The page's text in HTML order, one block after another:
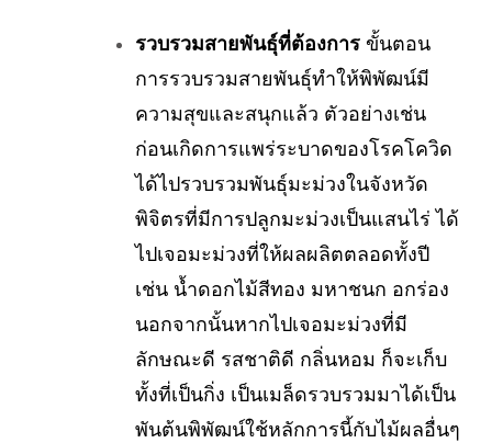
รวบรวมสายพันธุ์ที่ต้องการ ขั้นตอน
การรวบรวมสายพันธุ์ทำให้พิพัฒน์มี
ความสุขและสนุกแล้ว ตัวอย่างเช่น
ก่อนเกิดการแพร่ระบาดของโรคโควิด
ได้ไปรวบรวมพันธุ์มะม่วงในจังหวัด
พิจิตรที่มีการปลูกมะม่วงเป็นแสนไร่ ได้
ไปเจอมะม่วงที่ให้ผลผลิตตลอดทั้งปี
เช่น น้ำดอกไม้สีทอง มหาชนก อกร่อง
นอกจากนั้นหากไปเจอมะม่วงที่มี
ลักษณะดี รสชาติดี กลิ่นหอม ก็จะเก็บ
ทั้งที่เป็นกิ่ง เป็นเมล็ดรวบรวมมาได้เป็น
พันต้นพิพัฒน์ใช้หลักการนี้กับไม้ผลอื่นๆ